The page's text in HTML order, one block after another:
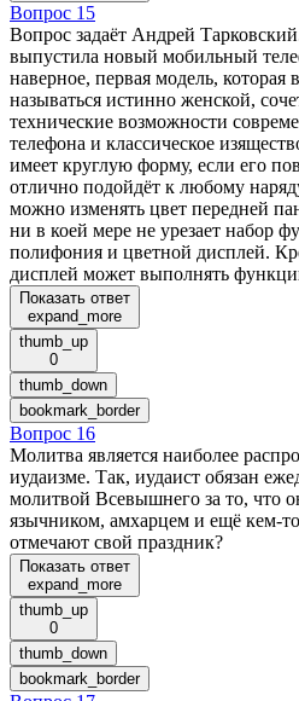
Вопрос 15
Вопрос задаёт Андрей
выпустила новый мобильный
наверное, первая модель,
называться истинно женской,
технические возможности
телефона и классическое
имеет круглую форму, если его
отлично подойдёт к любому
можно изменять цвет передней
ни в коей мере не урезает набор
полифония и цветной дисплей.
дисплей может выполнять
Показать ответ
expand_more
thumb_up
0
thumb_down
bookmark_border
Вопрос 16
Молитва является наиболее
иудаизме. Так, иудаист обязан
молитвой Всевышнего за то, что
язычником, амхарцем и ещё кем-
отмечают свой праздник?
Показать ответ
expand_more
thumb_up
0
thumb_down
bookmark_border